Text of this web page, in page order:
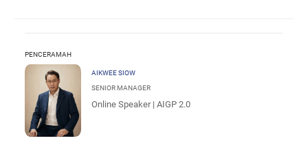
PENCERAMAH
AIKWEE SIOW
SENIOR MANAGER
Online Speaker | AIGP 2.0